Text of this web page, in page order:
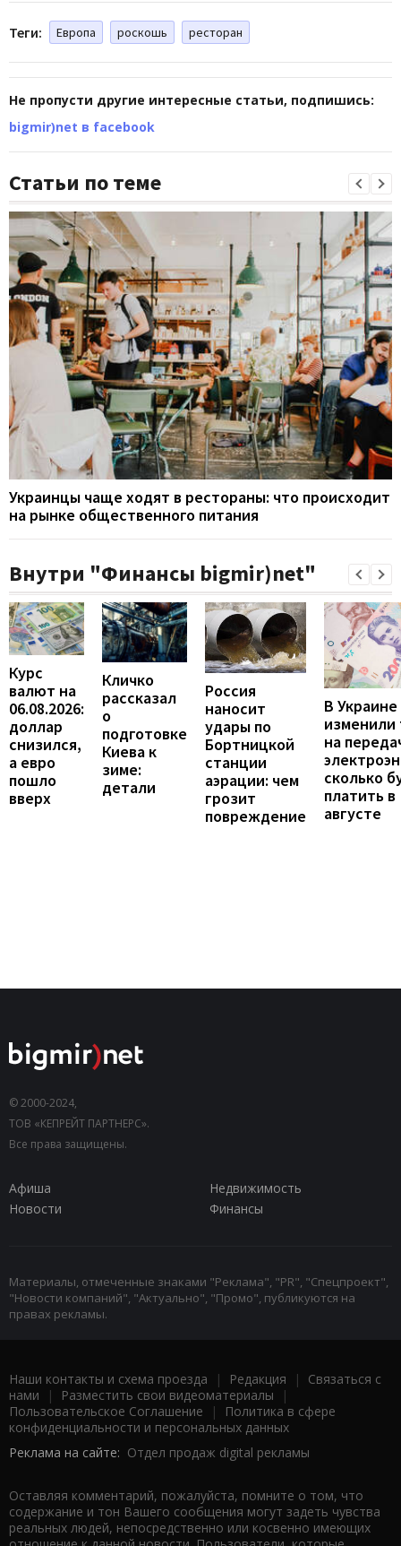
Теги: Европа роскошь ресторан
Не пропусти другие интересные статьи, подпишись:
bigmir)net в facebook
Статьи по теме
Украинцы чаще ходят в рестораны: что происходит
на рынке общественного питания
Внутри "Финансы bigmir)net"
Курс
валют на
06.08.2026:
доллар
снизился,
а евро
пошло
вверх
Кличко
рассказал
о
подготовке
Киева к
зиме:
детали
Россия
наносит
удары по
Бортницкой
станции
аэрации: чем
грозит
повреждение
В Украине
на
сколько
платить в
августе
© 2000-2024,
ТОВ «КЕПРЕЙТ ПАРТНЕРС».
Все права защищены.
Афиша
Недвижимость
Новости
Финансы
Материалы, отмеченные знаками "Реклама", "PR", "Спецпроект",
"Новости компаний", "Актуально", "Промо", публикуются на
правах рекламы.
Наши контакты и схема проезда | Редакция | Связаться с
нами | Разместить свои видеоматериалы |
Пользовательское Соглашение |
Политика в сфере
конфиденциальности и персональных данных
Реклама на сайте: Отдел продаж digital рекламы
Оставляя комментарий, пожалуйста, помните о том, что
содержание и тон Вашего сообщения могут задеть чувства
реальных людей, непосредственно или косвенно имеющих